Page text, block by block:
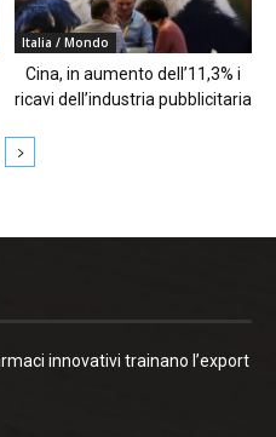
Italia / Mondo
Cina, in aumento dell’11,3% i
ricavi dell’industria pubblicitaria
innovativi trainano l’export